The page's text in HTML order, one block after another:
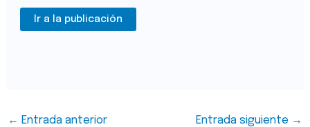
Ir a la publicación
← Entrada anterior Entrada siguiente →